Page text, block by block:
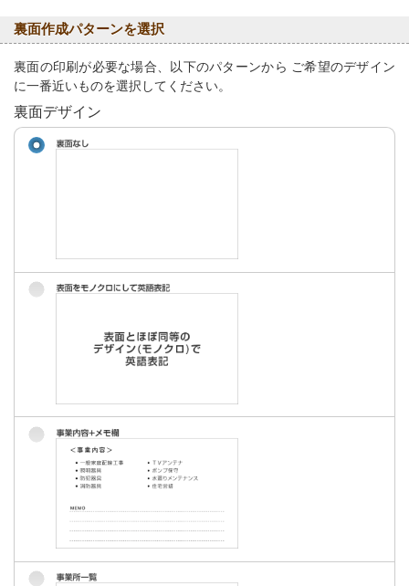
裏面作成パターンを選択
裏面の印刷が必要な場合、以下のパターンから ご希望のデザイン
に一番近いものを選択してください。
裏面デザイン